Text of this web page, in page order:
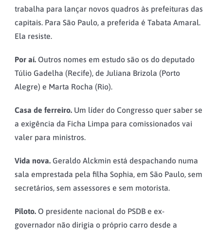
trabalha para lançar novos quadros às prefeituras das
capitais. Para São Paulo, a preferida é Tabata Amaral.
Ela resiste.
Por aí. Outros nomes em estudo são os do deputado
Túlio Gadelha (Recife), de Juliana Brizola (Porto
Alegre) e Marta Rocha (Rio).
Casa de ferreiro. Um líder do Congresso quer saber se
a exigência da Ficha Limpa para comissionados vai
valer para ministros.
Vida nova. Geraldo Alckmin está despachando numa
sala emprestada pela filha Sophia, em São Paulo, sem
secretários, sem assessores e sem motorista.
Piloto. O presidente nacional do PSDB e ex-
governador não dirigia o próprio carro desde a